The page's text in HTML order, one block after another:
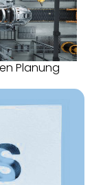
Planung